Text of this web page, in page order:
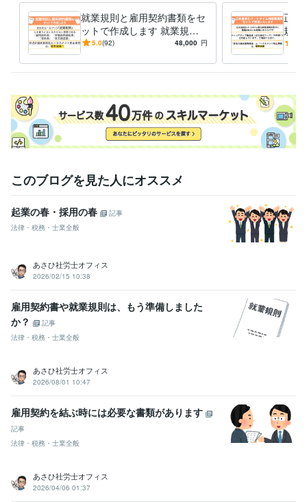
出品サービスが「満枠対応中」の場合は、お見積またはDMからご相談く
経験職種
士業・専門職 / 社会保険労務士
ライフスタイル・その他 / その他 経験年数 : 10年
あさひ社労士オフィス 2014年8月 ~ 現在
セブンイレブン前橋元総社町北店 2004年3月 ~ 2014年7月
資格・検定
日商簿記検定2級
社会福祉士 取得年 : 2002年
その他ツール
就業規則の作成:11年
得意分野
コンサルティング・士業
書など、雇用関係書類の作成
書類・契約書作成 人事・労務 士業 社会保険労務士
就業規則
ビジネス代行
雇用契約書 労働条件通知書 ビジネスサポート 36協定
学歴
就業規則と雇用契約書類をセ
ットで作成します 就業規則
と雇用契約書類で、大切な会
5.0(92) 48,000 円
正社
規則
正社
けで
このブログを見た人にオススメ
起業の春・採用の春
記事
法律・税務・士業全般
あさひ社労士オフィス
2026/02/15 10:38
雇用契約書や就業規則は、もう準備しました
か？
記事
法律・税務・士業全般
あさひ社労士オフィス
2026/08/01 10:47
雇用契約を結ぶ時には必要な書類があります
記事
法律・税務・士業全般
あさひ社労士オフィス
2026/04/06 01:37